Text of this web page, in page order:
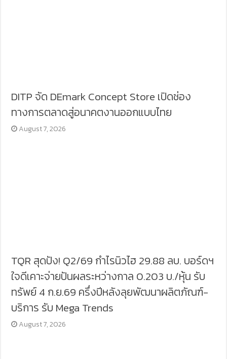
DITP จัด DEmark Concept Store เปิดช่อง
ทางการตลาดสู่อนาคตงานออกแบบไทย
August 7, 2026
TQR สุดปัง! Q2/69 กำไรนิวไฮ 29.88 ลบ. บอร์ดฯ
ใจดีเคาะจ่ายปันผลระหว่างกาล 0.203 บ./หุ้น รับ
ทรัพย์ 4 ก.ย.69 ครึ่งปีหลังลุยพัฒนาผลิตภัณฑ์-
บริการ รับ Mega Trends
August 7, 2026